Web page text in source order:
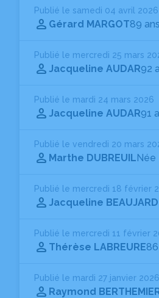
Publié le samedi 04 avril 2026
Gérard MARGOT89 ans
Publié le mercredi 25 mars
Jacqueline AUDAR92
Publié le mardi 24 mars 2026
Jacqueline AUDAR91
Publié le vendredi 20 mars
Marthe DUBREUILNée
Publié le mercredi 18 février
Jacqueline BEAUJARD
Publié le mercredi 11 février
Thérèse LABREURE
Publié le mardi 27 janvier 2026
Raymond